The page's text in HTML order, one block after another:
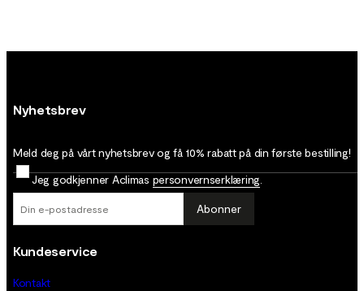
Nyhetsbrev
Meld deg på vårt nyhetsbrev og få 10% rabatt på din første bestilling!
Jeg godkjenner Aclimas personvernserklæring
Abonner
Kundeservice
Kontakt